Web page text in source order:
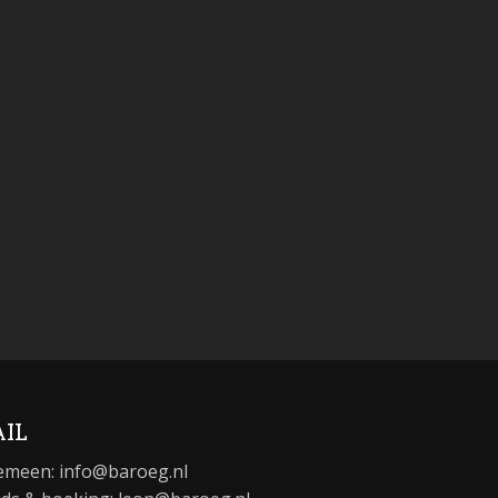
info@baroeg.nl